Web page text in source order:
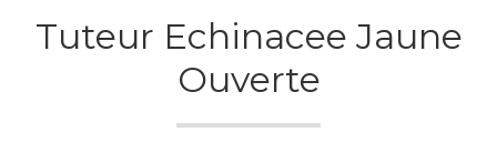
Tuteur Echinacee Jaune
Ouverte